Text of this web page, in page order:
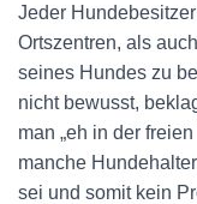
Jeder
Ortszentren, als
seines Hundes zu
nicht bewusst,
man „eh in der
manche
sei und somit kein